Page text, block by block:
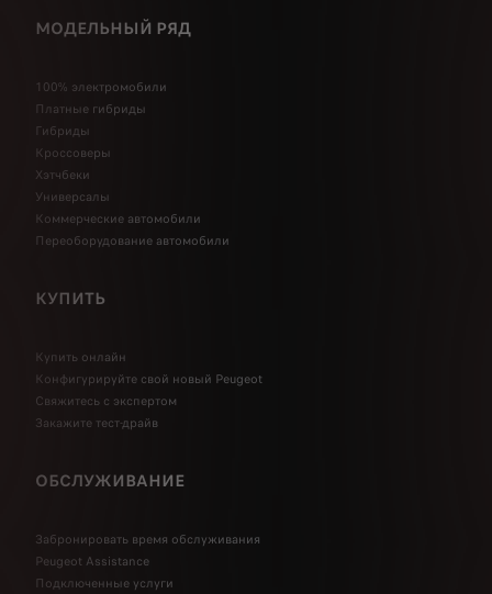
МОДЕЛЬНЫЙ РЯД
100% электромобили
Платные гибриды
Гибриды
Кроссоверы
Хэтчбеки
Универсалы
Коммерческие автомобили
Переоборудование автомобили
КУПИТЬ
Купить онлайн
Конфигурируйте свой новый Peugeot
Свяжитесь с экспертом
Закажите тест-драйв
ОБСЛУЖИВАНИЕ
Забронировать время обслуживания
Peugeot Assistance
Подключенные услуги